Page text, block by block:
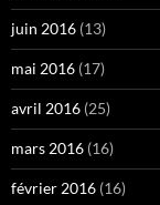
juin 2016 (13)
mai 2016 (17)
avril 2016 (25)
mars 2016 (16)
février 2016 (16)